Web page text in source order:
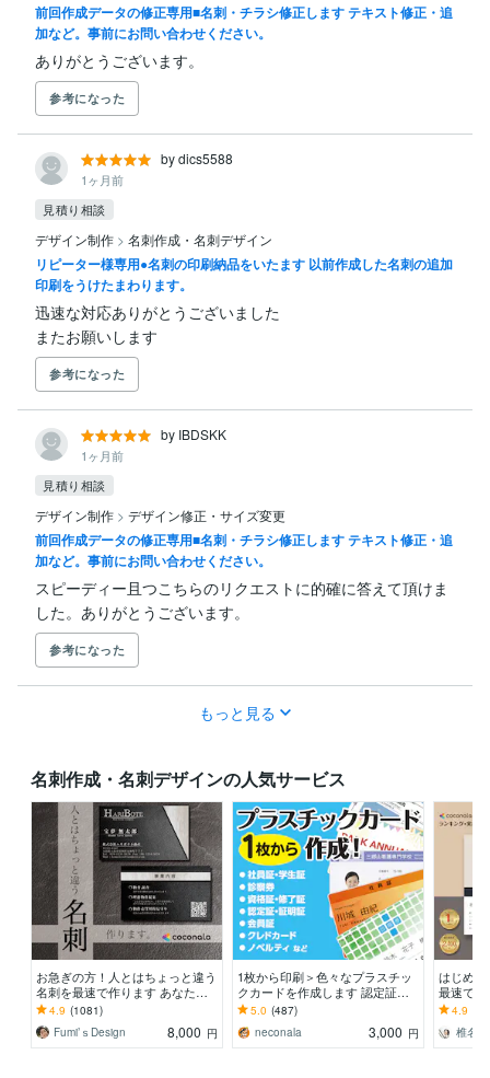
前回作成データの修正専用■名刺・チラシ修正します テキスト修正・追
加など。事前にお問い合わせください。
ありがとうございます。
参考になった
by dics5588
1ヶ月前
見積り相談
デザイン制作 > 名刺作成・名刺デザイン
リピーター様専用●名刺の印刷納品をいたます 以前作成した名刺の追加
印刷をうけたまわります。
迅速な対応ありがとうございました
またお願いします
参考になった
by IBDSKK
1ヶ月前
見積り相談
デザイン制作 > デザイン修正・サイズ変更
前回作成データの修正専用■名刺・チラシ修正します テキスト修正・追
加など。事前にお問い合わせください。
スピーディー且つこちらのリクエストに的確に答えて頂けま
した。ありがとうございます。
参考になった
もっと見る
名刺作成・名刺デザインの人気サービス
お急ぎの方！人とはちょっと違う
名刺を最速で作ります あなただ
けのオリジナル名刺を！翌日まで
にデザイン作成します！
4.9 (1081)
Fumi’ｓDesign
8,000 円
1枚から印刷＞色々なプラスチッ
クカードを作成します 認定証・
学生証・社員証・クレドなどクレ
カサイズのカードに印刷
5.0 (487)
neconala
3,000 円
はじめ
最速で
イン実
4.9
椎名